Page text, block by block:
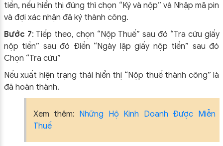
tiền, nếu hiển thị đúng thì chọn “Ký và nộp” và Nhập mã pin
và đợi xác nhận đã ký thành công.
Bước 7: Tiếp theo, chọn “Nộp Thuế” sau đó “Tra cứu giấy
nộp tiền” sau đó Điền “Ngày lập giấy nộp tiền” sau đó
Chọn “Tra cứu”
Nếu xuất hiện trạng thái hiển thị “Nộp thuế thành công” là
đã hoàn thành.
Xem thêm: Những Hộ Kinh Doanh Được Miễn
Thuế